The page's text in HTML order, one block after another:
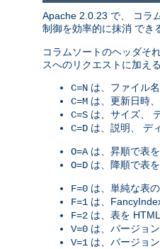
Apache 2.0.23 で、 コラ
制御を効率的に抹消 でき
コラムソートのヘッダそ
スへのリクエストに加え
C=N は、ファイル
C=M は、更新日時
C=S は、サイズ、
C=D は、説明、 デ
O=A は、昇順で表
O=D は、降順で表
F=0 は、単純な表
F=1 は、
F=2 は、表を
V=0 は、バージョ
V=1 は、バージョ